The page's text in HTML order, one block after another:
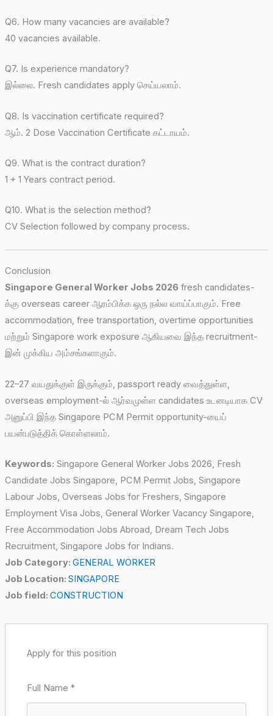
Q6. How many vacancies are available?
40 vacancies available.
Q7. Is experience mandatory?
இல்லை. Fresh candidates apply செய்யலாம்.
Q8. Is vaccination certificate required?
ஆம். 2 Dose Vaccination Certificate கட்டாயம்.
Q9. What is the contract duration?
1 + 1 Years contract period.
Q10. What is the selection method?
CV Selection followed by company process.
Conclusion
Singapore General Worker Jobs 2026 fresh candidates-
க்கு overseas career ஆரம்பிக்க ஒரு நல்ல வாய்ப்பாகும். Free
accommodation, free transportation, overtime opportunities
மற்றும் Singapore work exposure ஆகியவை இந்த recruitment-
இன் முக்கிய அம்சங்களாகும்.
22–27 வயதுக்குள் இருக்கும், passport ready வைத்துள்ள,
overseas employment-ல் ஆர்வமுள்ள candidates உடனடியாக CV
அனுப்பி இந்த Singapore PCM Permit opportunity-யைப்
பயன்படுத்திக் கொள்ளலாம்.
Keywords: Singapore General Worker Jobs 2026, Fresh
Candidate Jobs Singapore, PCM Permit Jobs, Singapore
Labour Jobs, Overseas Jobs for Freshers, Singapore
Employment Visa Jobs, General Worker Vacancy Singapore,
Free Accommodation Jobs Abroad, Dream Tech Jobs
Recruitment, Singapore Jobs for Indians.
Job Category: GENERAL WORKER
Job Location: SINGAPORE
Job field: CONSTRUCTION
Apply for this position
Full Name *